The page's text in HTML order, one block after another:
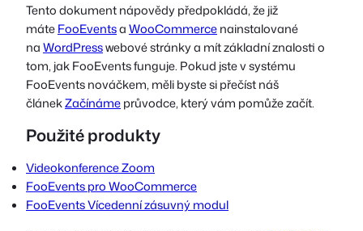
Tento dokument nápovědy předpokládá, že již
máteFooEventsaWooCommercenainstalované
naWordPresswebové stránky a mít základní znalosti o
tom, jak FooEvents funguje. Pokud jste v systému
FooEvents nováčkem, měli byste si přečíst náš
článekZačínámeprůvodce, který vám pomůže začít.
Použité produkty
Videokonference Zoom
FooEvents pro WooCommerce
FooEvents Vícedenní zásuvný modul